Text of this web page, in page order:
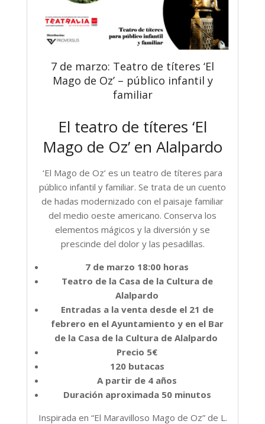
7 de marzo: Teatro de títeres ‘El
Mago de Oz’ – público infantil y
familiar
El teatro de títeres ‘El
Mago de Oz’ en Alalpardo
‘El Mago de Oz’ es un teatro de títeres para
público infantil y familiar. Se trata de un cuento
de hadas modernizado con el paisaje familiar
del medio oeste americano. Conserva los
elementos mágicos y la diversión y se
prescinde del dolor y las pesadillas.
7 de marzo 18:00 horas
Teatro de la Casa de la Cultura de
Alalpardo
Entradas a la venta desde el 21 de
febrero en el Ayuntamiento y en el Bar
de la Casa de la Cultura de Alalpardo
Precio 5€
120 butacas
A partir de 4 años
Duración aproximada 50 minutos
Inspirada en “El Maravilloso Mago de Oz” de L.